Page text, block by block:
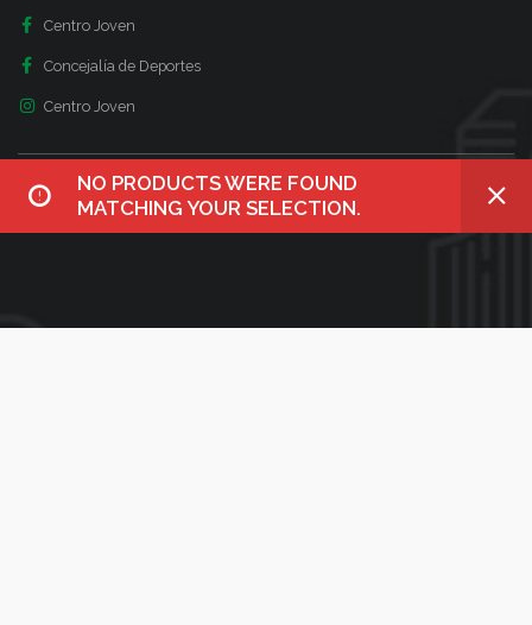
NO PRODUCTS WERE FOUND
MATCHING YOUR SELECTION.
Centro Joven
Concejalía de Deportes
Centro Joven